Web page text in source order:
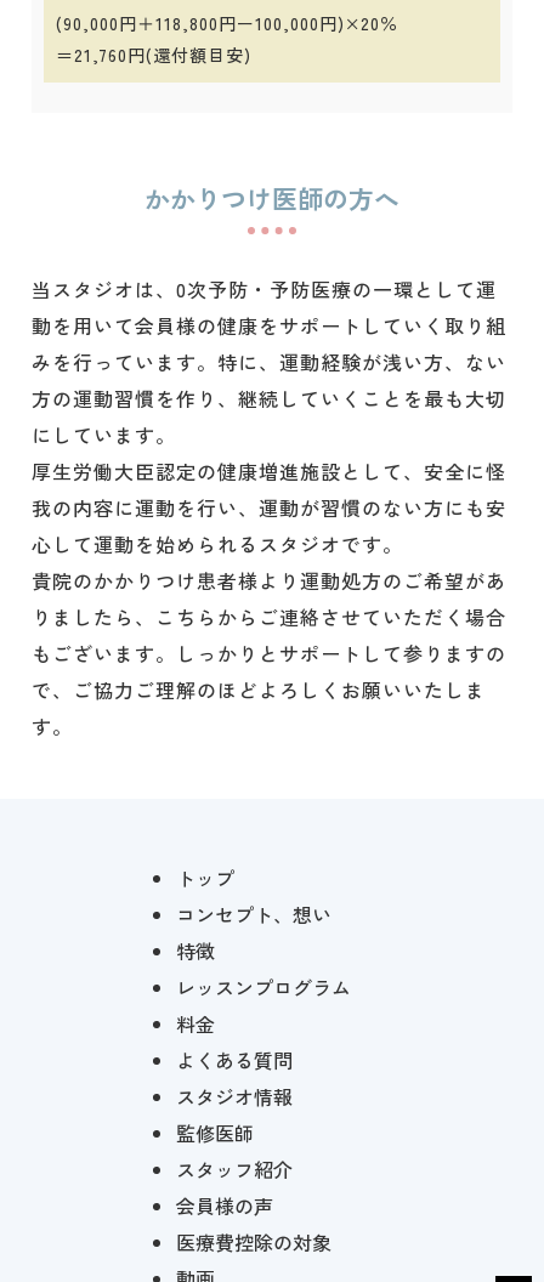
(90,000円＋118,800円ー100,000円)×20％
＝21,760円(還付額目安)
かかりつけ医師の方へ
当スタジオは、0次予防・予防医療の一環として運
動を用いて会員様の健康をサポートしていく取り組
みを行っています。特に、運動経験が浅い方、ない
方の運動習慣を作り、継続していくことを最も大切
にしています。
厚生労働大臣認定の健康増進施設として、安全に怪
我の内容に運動を行い、運動が習慣のない方にも安
心して運動を始められるスタジオです。
貴院のかかりつけ患者様より運動処方のご希望があ
りましたら、こちらからご連絡させていただく場合
もございます。しっかりとサポートして参りますの
で、ご協力ご理解のほどよろしくお願いいたしま
す。
トップ
コンセプト、想い
特徴
レッスンプログラム
料金
よくある質問
スタジオ情報
監修医師
スタッフ紹介
会員様の声
医療費控除の対象